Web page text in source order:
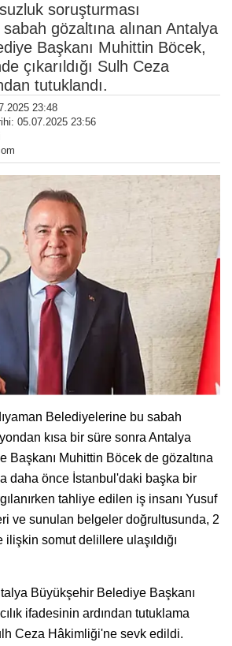
soruşturması
gözaltına alınan Antalya
Başkanı Muhittin Böcek,
çıkarıldığı Sulh Ceza
tutuklandı.
23:48
05.07.2025 23:56
Belediyelerine bu sabah
kısa bir süre sonra Antalya
Başkanı Muhittin Böcek de gözaltına
daha önce İstanbul'daki başka bir
tahliye edilen iş insanı Yusuf
ve sunulan belgeler doğrultusunda, 2
ilişkin somut delillere ulaşıldığı
Büyükşehir Belediye Başkanı
ifadesinin ardından tutuklama
Ceza Hâkimliği'ne sevk edildi.